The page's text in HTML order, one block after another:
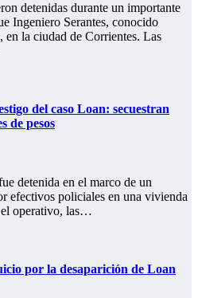
detenidas durante un importante
Ingeniero Serantes, conocido
la ciudad de Corrientes. Las
del caso Loan: secuestran
de pesos
detenida en el marco de un
efectivos policiales en una vivienda
el operativo, las…
por la desaparición de Loan